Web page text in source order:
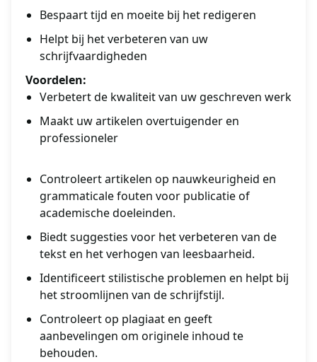
Bespaart tijd en moeite bij het redigeren
Helpt bij het verbeteren van uw
schrijfvaardigheden
Voordelen:
Verbetert de kwaliteit van uw geschreven werk
Maakt uw artikelen overtuigender en
professioneler
Controleert artikelen op nauwkeurigheid en
grammaticale fouten voor publicatie of
academische doeleinden.
Biedt suggesties voor het verbeteren van de
tekst en het verhogen van leesbaarheid.
Identificeert stilistische problemen en helpt bij
het stroomlijnen van de schrijfstijl.
Controleert op plagiaat en geeft
aanbevelingen om originele inhoud te
behouden.